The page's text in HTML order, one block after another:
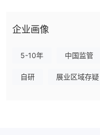
开、公平、公正”的原则，
的社会效益和经济效益，得
瑞达期货的业务范围为商品
企业画像
5-10年 中国监管
自研 展业区域存疑